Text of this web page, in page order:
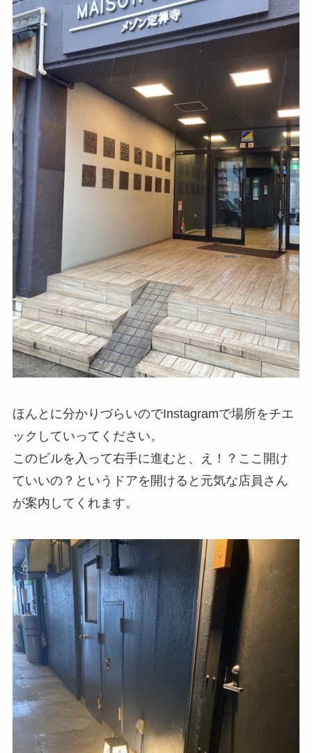
ほんとに分かりづらいのでInstagramで場所をチエ
ックしていってください。
このビルを入って右手に進むと、え！？ここ開け
ていいの？というドアを開けると元気な店員さん
が案内してくれます。